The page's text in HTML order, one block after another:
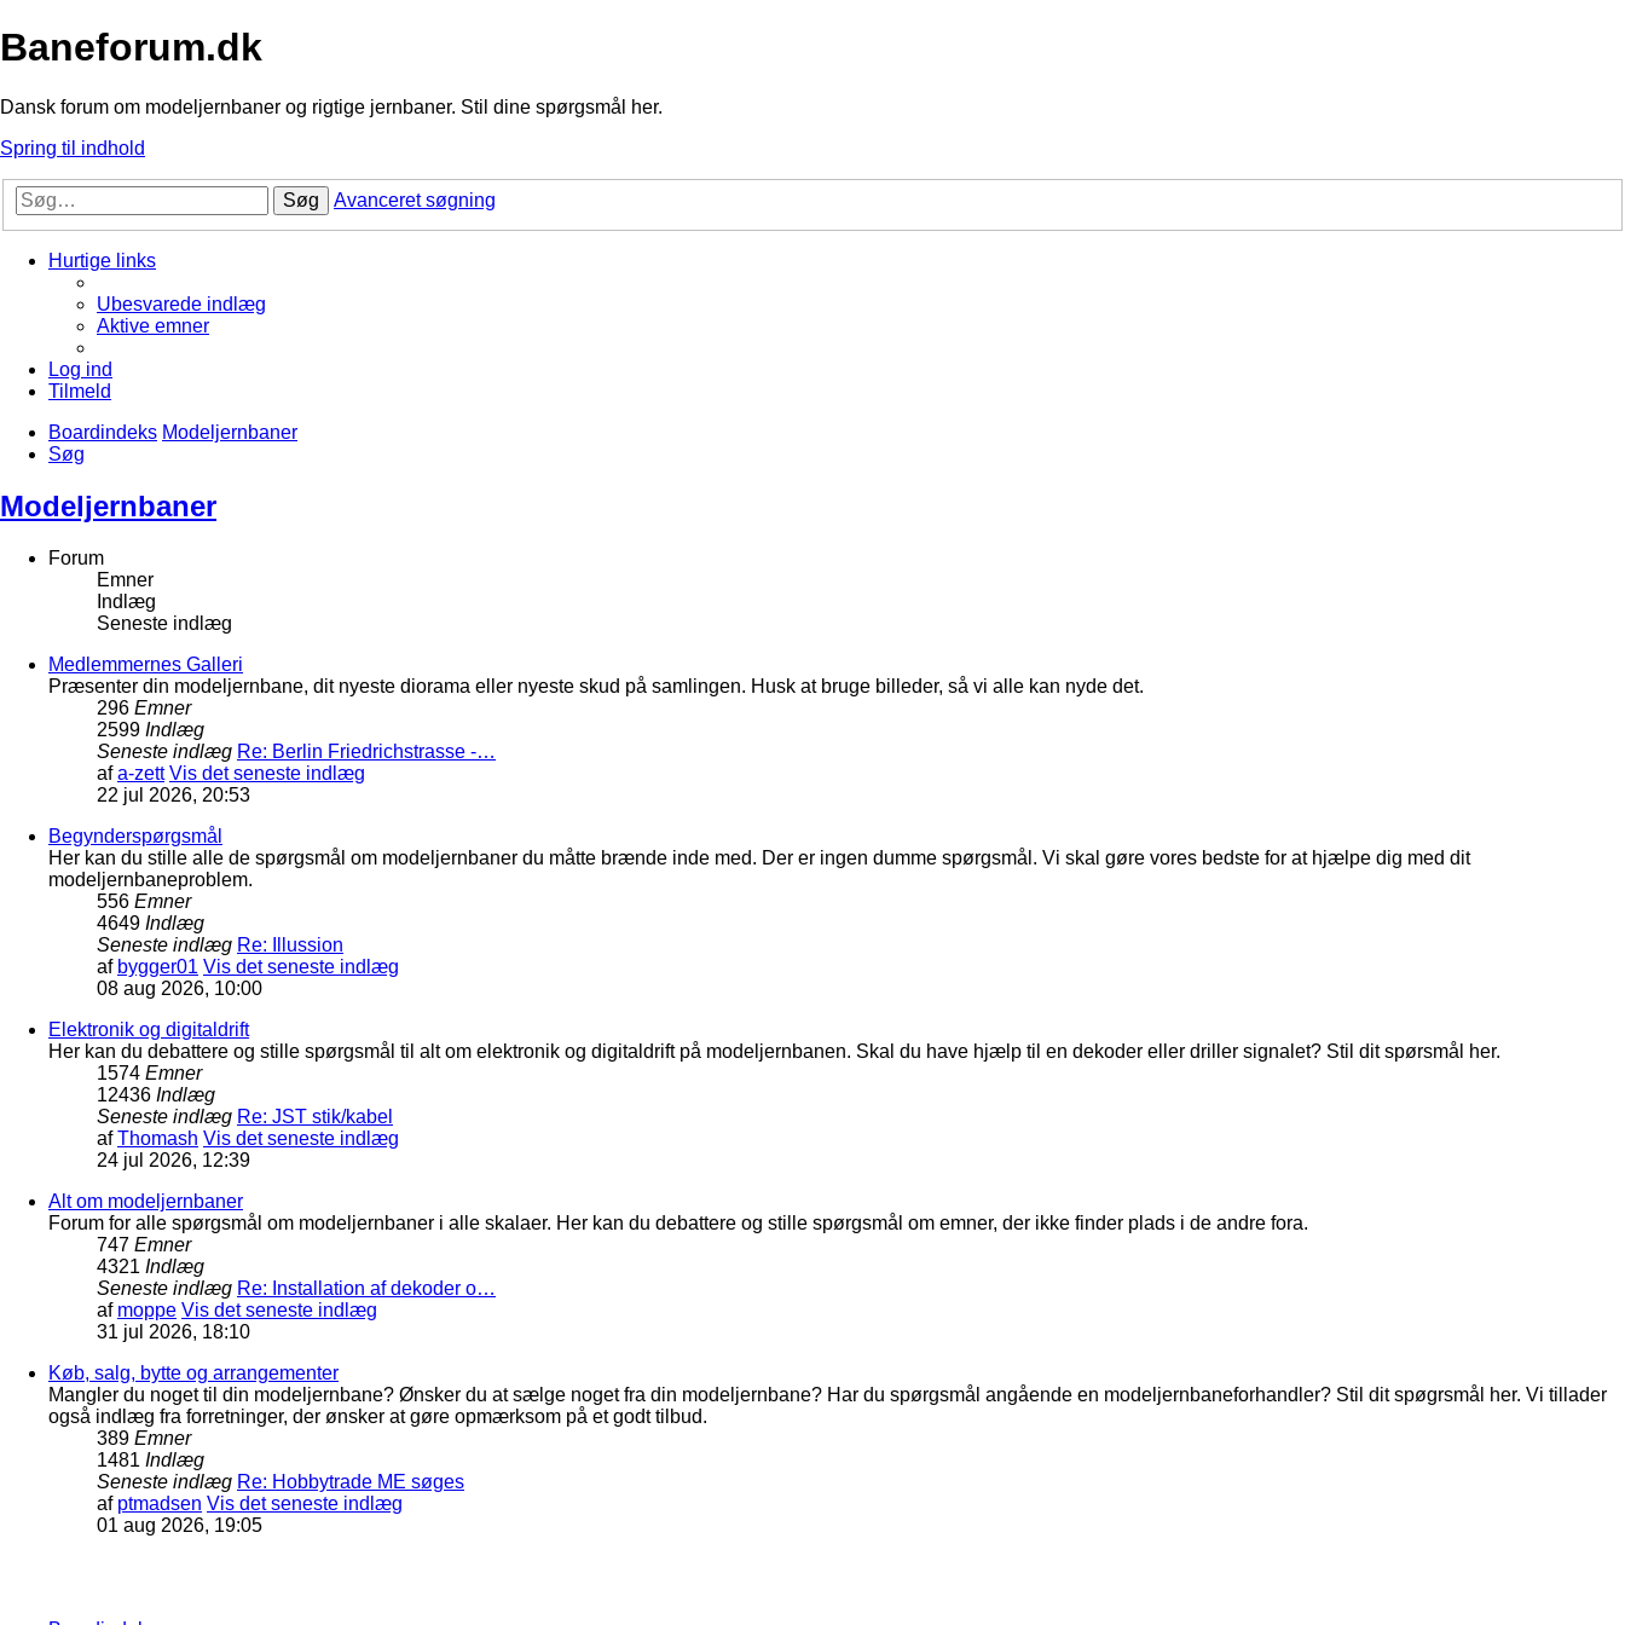
Baneforum.dk
Dansk forum om modeljernbaner og rigtige jernbaner. Stil dine spørgsmål her.
Spring til indhold
Søg Avanceret søgning
Hurtige links
Ubesvarede indlæg
Aktive emner
Log ind
Tilmeld
Boardindeks Modeljernbaner
Søg
Modeljernbaner
Forum
Emner
Indlæg
Seneste indlæg
Medlemmernes Galleri
Præsenter din modeljernbane, dit nyeste diorama eller nyeste skud på samlingen. Husk at bruge billeder, så vi alle kan nyde det.
296 Emner
2599 Indlæg
Seneste indlæg Re: Berlin Friedrichstrasse -…
afa-zett Vis det seneste indlæg
22 jul 2026, 20:53
Begynderspørgsmål
Her kan du stille alle de spørgsmål om modeljernbaner du måtte brænde inde med. Der er ingen dumme spørgsmål. Vi skal gøre vores bedste for at hjælpe dig med dit
modeljernbaneproblem.
556 Emner
4649 Indlæg
Seneste indlæg Re: Illussion
af bygger01 Vis det seneste indlæg
08 aug 2026, 10:00
Elektronik og digitaldrift
Her kan du debattere og stille spørgsmål til alt om elektronik og digitaldrift på modeljernbanen. Skal du have hjælp til en dekoder eller driller signalet? Stil dit spørsmål her.
1574 Emner
12436 Indlæg
Seneste indlæg Re: JST stik/kabel
afThomash Vis det seneste indlæg
24 jul 2026, 12:39
Alt om modeljernbaner
Forum for alle spørgsmål om modeljernbaner i alle skalaer. Her kan du debattere og stille spørgsmål om emner, der ikke finder plads i de andre fora.
747 Emner
4321 Indlæg
Seneste indlæg Re: Installation af dekoder o…
af moppe Vis det seneste indlæg
31 jul 2026, 18:10
Køb, salg, bytte og arrangementer
Mangler du noget til din modeljernbane? Ønsker du at sælge noget fra din modeljernbane? Har du spørgsmål angående en modeljernbaneforhandler? Stil dit spøgrsmål her. Vi tillader
også indlæg fra forretninger, der ønsker at gøre opmærksom på et godt tilbud.
389 Emner
1481 Indlæg
Seneste indlæg Re: Hobbytrade ME søges
af ptmadsen Vis det seneste indlæg
01 aug 2026, 19:05